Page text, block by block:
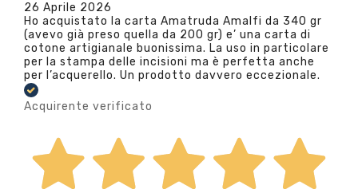
26 Aprile 2026
Ho acquistato la carta Amatruda Amalfi da 340 gr
(avevo già preso quella da 200 gr) e’ una carta di
cotone artigianale buonissima. La uso in particolare
per la stampa delle incisioni ma è perfetta anche
per l’acquerello. Un prodotto davvero eccezionale.
Acquirente verificato